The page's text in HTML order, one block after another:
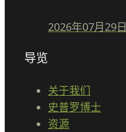
2026年07月29日
导览
关于我们
史普罗博士
资源